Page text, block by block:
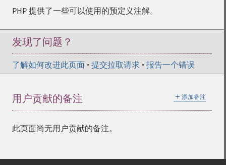
PHP 提供了一些可以使用的预定义注解。
发现了问题？
了解如何改进此页面 • 提交拉取请求 • 报告一个错误
＋ 添加备注
用户贡献的备注
此页面尚无用户贡献的备注。